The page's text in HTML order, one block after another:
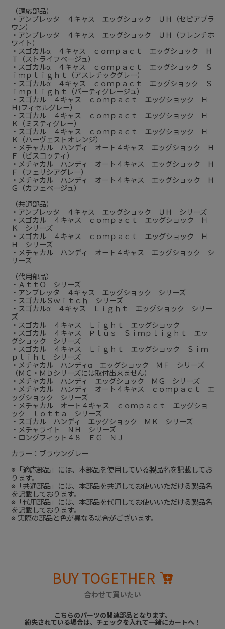
（適応部品）
・アンブレッタ ４キャス エッグショック ＵＨ（セピアブラ
ウン）
・アンブレッタ ４キャス エッグショック ＵＨ（フレンチホ
ワイト）
・スゴカルα ４キャス ｃｏｍｐａｃｔ エッグショック Ｈ
Ｔ（ストライプベージュ）
・スゴカルα ４キャス ｃｏｍｐａｃｔ エッグショック Ｓ
ｉｍｐｌｉｇｈｔ（アスレチックグレー）
・スゴカルα ４キャス ｃｏｍｐａｃｔ エッグショック Ｓ
ｉｍｐｌｉｇｈｔ（パーティグレージュ）
・スゴカル ４キャス ｃｏｍｐａｃｔ エッグショック Ｈ
Ｈ(フィセルグレー）
・スゴカル ４キャス ｃｏｍｐａｃｔ エッグショック Ｈ
Ｋ（ミスティグレー）
・スゴカル ４キャス ｃｏｍｐａｃｔ エッグショック Ｈ
Ｋ（ハーヴェストオレンジ）
・メチャカル ハンディ オート４キャス エッグショック Ｈ
Ｆ（ビスコッティ）
・メチャカル ハンディ オート４キャス エッグショック Ｈ
Ｆ（フェリシアグレー）
・メチャカル ハンディ オート４キャス エッグショック Ｈ
Ｇ（カフェベージュ）
（共通部品）
・アンブレッタ ４キャス エッグショック ＵＨ シリーズ
・スゴカル ４キャス ｃｏｍｐａｃｔ エッグショック Ｈ
Ｋ シリーズ
・スゴカル ４キャス ｃｏｍｐａｃｔ エッグショック Ｈ
Ｈ シリーズ
・メチャカル ハンディ オート４キャス エッグショック シ
リーズ
（代用部品）
・ＡｔｔＯ シリーズ
・アンブレッタ ４キャス エッグショック シリーズ
・スゴカルＳｗｉｔｃｈ シリーズ
・スゴカルα ４キャス Ｌｉｇｈｔ エッグショック シリー
ズ
・スゴカル ４キャス Ｌｉｇｈｔ エッグショック
・スゴカル ４キャス Ｐｌｕｓ Ｓｉｍｐｌｉｇｈｔ エッ
グショック シリーズ
・スゴカル ４キャス Ｌｉｇｈｔ エッグショック Ｓｉｍ
ｐｌｉｈｔ シリーズ
・メチャカル ハンディα エッグショック ＭＦ シリーズ
（ＭＣ・ＭＤシリーズには取付出来ません）
・メチャカル ハンディ エッグショック ＭＧ シリーズ
・メチャカル ハンディ オート４キャス ｃｏｍｐａｃｔ エ
ッグショック シリーズ
・メチャカル オート４キャス ｃｏｍｐａｃｔ エッグショ
ック ｌｏｔｔａ シリーズ
・スゴカル ハンディ エッグショック ＭＫ シリーズ
・メチャライト ＮＨ シリーズ
・ロングフィット４８ ＥＧ ＮＪ
カラー：ブラウングレー
※「適応部品」には、本部品を使用している製品名を記載してお
ります。
※「共通部品」には、本部品を共通してお使いいただける製品名
を記載しております。
※「代用部品」には、本部品を代用してお使いいただける製品名
を記載しております。
※ 実際の部品と色が異なる場合がございます。
BUY TOGETHER
合わせて買いたい
こちらのパーツの関連部品となります。
紛失されている場合は、チェックを入れて一緒にカートへ！